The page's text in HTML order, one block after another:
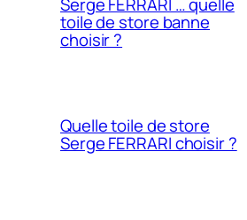
Serge FERRARI … quelle
toile de store banne
choisir ?
Quelle toile de store
Serge FERRARI choisir ?